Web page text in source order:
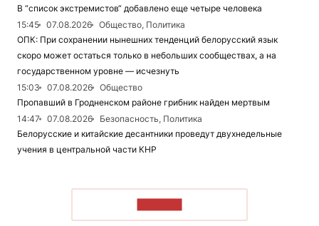
В “список экстремистов“ добавлено еще четыре человека
15:45
07.08.2026
Общество, Политика
ОПК: При сохранении нынешних тенденций белорусский язык
скоро может остаться только в небольших сообществах, а на
государственном уровне — исчезнуть
15:03
07.08.2026
Общество
Пропавший в Гродненском районе грибник найден мертвым
14:47
07.08.2026
Безопасность, Политика
Белорусские и китайские десантники проведут двухнедельные
учения в центральной части КНР